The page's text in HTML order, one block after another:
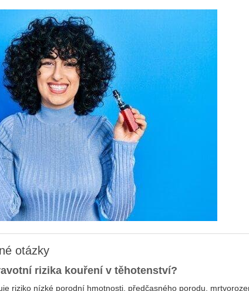
otázky
rizika kouření v těhotenství?
riziko nízké porodní hmotnosti, předčasného porodu,